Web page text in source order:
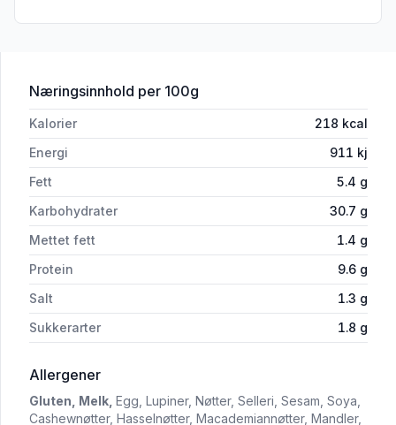
Næringsinnhold for 'Bagel med Skinke 175g Smak'
per 100g
Kalorier 218 kcal
Energi
911 kj
Fett
5.4 g
Karbohydrater
30.7 g
Mettet fett
1.4 g
Protein
9.6 g
Salt
1.3 g
Sukkerarter
1.8 g
Allergeneri 'Bagel med Skinke 175g Smak'
Gluten, Melk, Egg, Lupiner, Nøtter, Selleri, Sesam, Soya,
Cashewnøtter, Hasselnøtter, Macademiannøtter, Mandler,